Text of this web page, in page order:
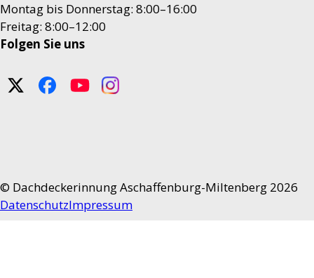
Montag bis Donnerstag: 8:00–16:00
Freitag: 8:00–12:00
Folgen Sie uns
© Dachdeckerinnung Aschaffenburg-Miltenberg 2026
DatenschutzImpressum